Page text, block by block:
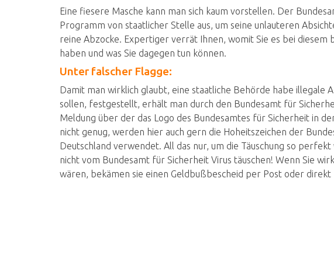
Eine fiesere Masche kann man sich kaum vorstellen. Der
Programm von staatlicher Stelle aus, um seine unlauteren
reine Abzocke. Expertiger verrät Ihnen, womit Sie es bei diesem
haben und was Sie dagegen tun können.
Unter falscher Flagge:
Damit man wirklich glaubt, eine staatliche Behörde habe illegale
sollen, festgestellt, erhält man durch den Bundesamt für
Meldung über der das Logo des Bundesamtes für Sicherheit in
nicht genug, werden hier auch gern die Hoheitszeichen der
Deutschland verwendet. All das nur, um die Täuschung so perfekt
nicht vom Bundesamt für Sicherheit Virus täuschen! Wenn Sie
wären, bekämen sie einen Geldbußbescheid per Post oder